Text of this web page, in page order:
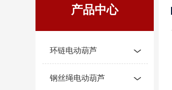
产品中心
环链电动葫芦
钢丝绳电动葫芦